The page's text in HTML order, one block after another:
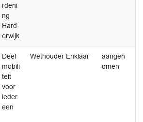
rdeni
ng
Hard
erwijk
Deel
mobili
teit
voor
ieder
een
Wethouder Enklaar
aangen
omen